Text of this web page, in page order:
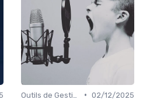
• 02/12/2025